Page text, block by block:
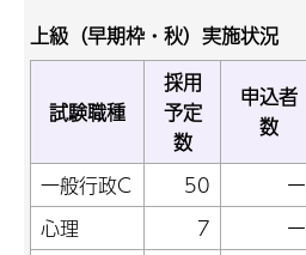
上級（早期枠・秋）実施状況
試験職種
採用
予定
数
申込者
数
一般行政C 50 ー
心理
7 ー